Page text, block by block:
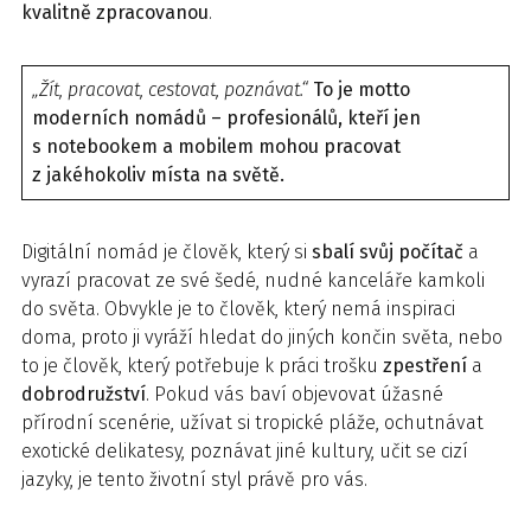
kvalitně zpracovanou.
„Žít, pracovat, cestovat, poznávat.“ To je motto
moderních nomádů – profesionálů, kteří jen
s notebookem a mobilem mohou pracovat
z jakéhokoliv místa na světě.
Digitální nomád je člověk, který si sbalí svůj počítač a
vyrazí pracovat ze své šedé, nudné kanceláře kamkoli
do světa. Obvykle je to člověk, který nemá inspiraci
doma, proto ji vyráží hledat do jiných končin světa, nebo
to je člověk, který potřebuje k práci trošku zpestření a
dobrodružství. Pokud vás baví objevovat úžasné
přírodní scenérie, užívat si tropické pláže, ochutnávat
exotické delikatesy, poznávat jiné kultury, učit se cizí
jazyky, je tento životní styl právě pro vás.